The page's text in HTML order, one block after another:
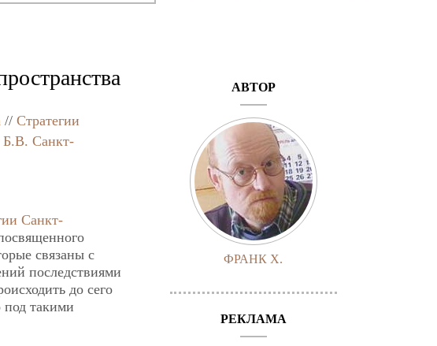
// Стратегии
Б.В. Санкт-
Санкт-
связаны с
последствиями
до сего
под такими
АВТОР
ФРАНК Х.
РЕКЛАМА